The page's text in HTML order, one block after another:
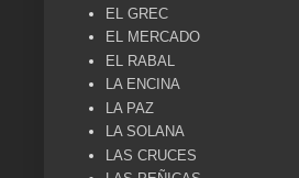
EL GREC
EL MERCADO
EL RABAL
LA ENCINA
LA PAZ
LA SOLANA
LAS CRUCES